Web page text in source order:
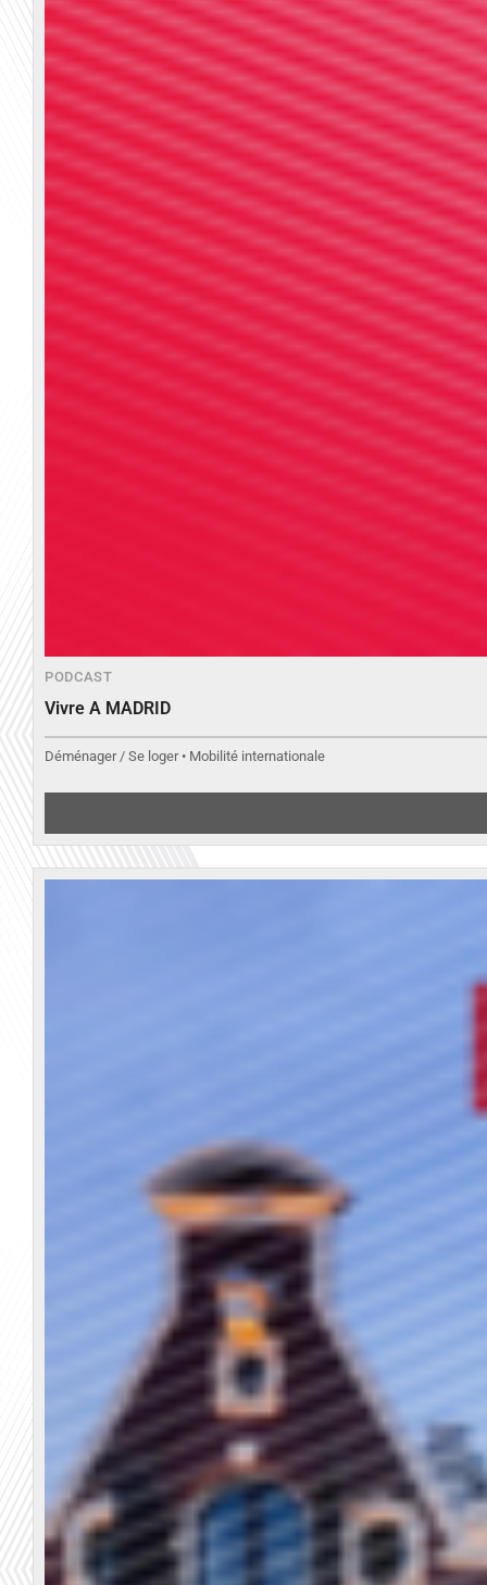
PODCAST
Vivre A MADRID
Déménager / Se loger • Mobilité internationale